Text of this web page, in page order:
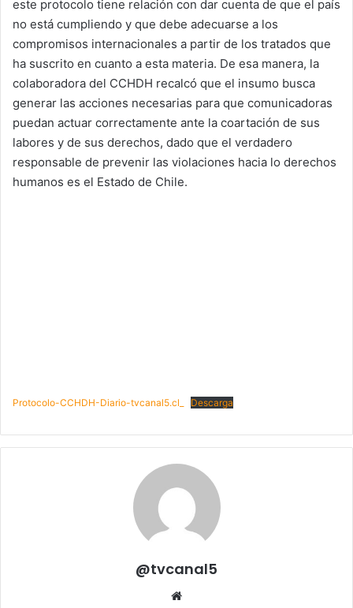
este protocolo tiene relación con dar cuenta de que el país
no está cumpliendo y que debe adecuarse a los
compromisos internacionales a partir de los tratados que
ha suscrito en cuanto a esta materia. De esa manera, la
colaboradora del CCHDH recalcó que el insumo busca
generar las acciones necesarias para que comunicadoras
puedan actuar correctamente ante la coartación de sus
labores y de sus derechos, dado que el verdadero
responsable de prevenir las violaciones hacia lo derechos
humanos es el Estado de Chile.
Protocolo-CCHDH-Diario-tvcanal5.cl_ Descarga
@tvcanal5